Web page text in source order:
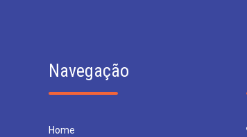
Navegação
Home